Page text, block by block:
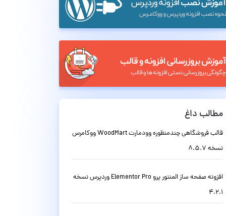
مطالب داغ
قالب فروشگاهی چندمنظوره وودمارت WoodMart ووکامرس
نسخه 8.5.7
افزونه صفحه ساز المنتور پرو Elementor Pro وردپرس نسخه
4.2.1